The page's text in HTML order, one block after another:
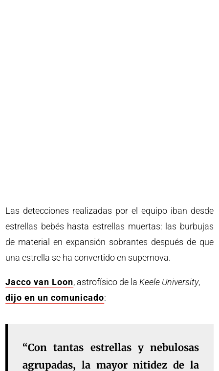
Las detecciones realizadas por el equipo iban desde
estrellas bebés hasta estrellas muertas: las burbujas
de material en expansión sobrantes después de que
una estrella se ha convertido en supernova.
Jacco van Loon, astrofísico de la Keele University,
dijo en un comunicado:
“Con tantas estrellas y nebulosas
agrupadas, la mayor nitidez de la